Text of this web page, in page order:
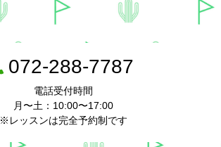
072-288-7787
電話受付時間
月〜土：10:00〜17:00
※レッスンは完全予約制です